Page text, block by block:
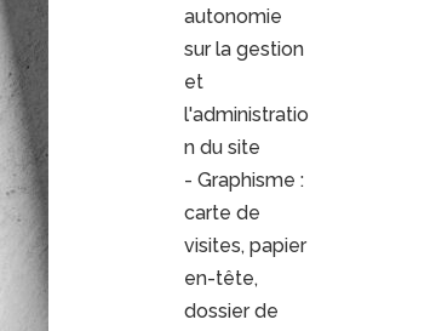
autonomie
sur la gestion
et
l'administratio
n du site
- Graphisme :
carte de
visites, papier
en-tête,
dossier de